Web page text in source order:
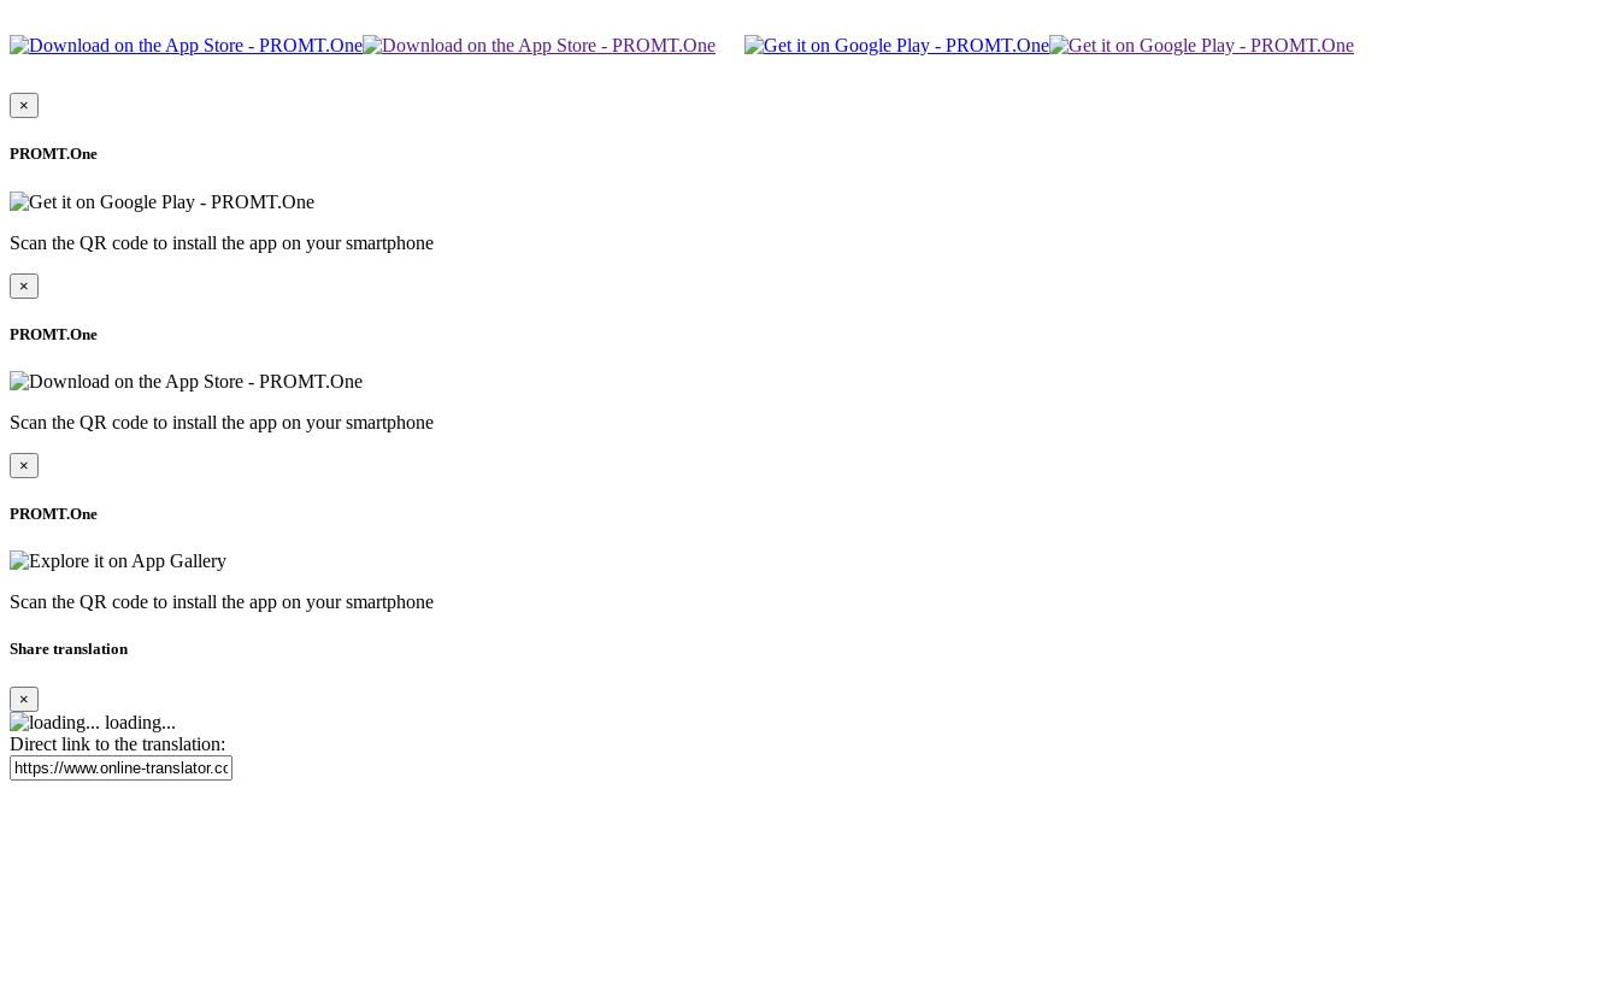
×
PROMT.One
Scan the QR code to install the app on your smartphone
×
PROMT.One
Scan the QR code to install the app on your smartphone
×
PROMT.One
Scan the QR code to install the app on your smartphone
Share translation
×
loading...
Direct link to the translation: